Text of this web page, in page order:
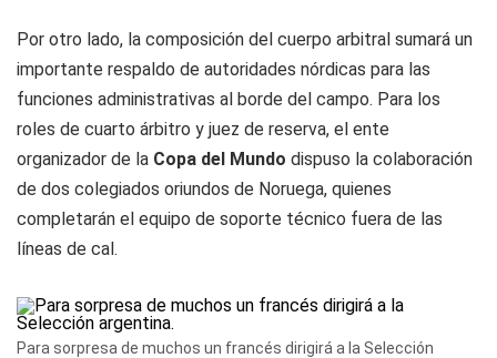
Por otro lado, la composición del cuerpo arbitral sumará un
importante respaldo de autoridades nórdicas para las
funciones administrativas al borde del campo. Para los
roles de cuarto árbitro y juez de reserva, el ente
organizador de la Copa del Mundo dispuso la colaboración
de dos colegiados oriundos de Noruega, quienes
completarán el equipo de soporte técnico fuera de las
líneas de cal.
Para sorpresa de muchos un francés dirigirá a la Selección